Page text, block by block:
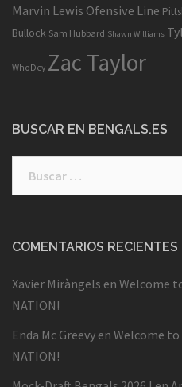
Marvin Lewis Ofensive Line
Bullock Sam Hubbard Shawn Williams
WhoDey Zac Taylor
BUSCAR EN BENGALS.ES
COMENTARIOS RECIENTES
Xavier Miràngels en Welcome
NATION!
Enda Mc Greevy en Welcome to
NATION!